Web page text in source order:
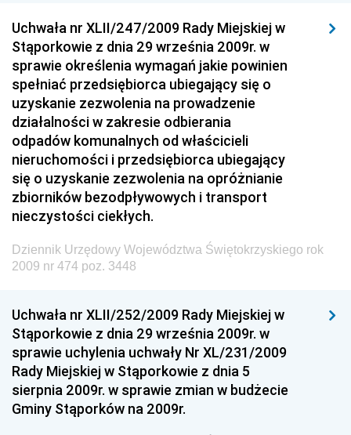
Dziennik Urzędowy Ministra Rozwoju i Finansów
Dziennik Urzędowy Wyższego Urzędu Górniczego
Dziennik Urzędowy Prezesa Urzędu Transportu
Kolejowego
Dziennik Urzędowy Ministra Przedsiębiorczości i
Technologii
Dziennik Urzędowy Ministra Inwestycji i Rozwoju
Dziennik Urzędowy Naczelnego Dyrektora Archiwów
Państwowych
Dziennik Urzędowy Ministra Finansów, Inwestycji i
Rozwoju
Dziennik Urzędowy Ministra Sportu
Dziennik Urzędowy Ministra Funduszy i Polityki
Regionalnej
Dziennik Urzędowy Ministra Aktywów Państwowych
Dziennik Urzędowy Ministra Zdrowia
Uchwała nr XLII/247/2009 Rady Miejskiej w
Stąporkowie z dnia 29 września 2009r. w
sprawie określenia wymagań jakie powinien
spełniać przedsiębiorca ubiegający się o
uzyskanie zezwolenia na prowadzenie
działalności w zakresie odbierania
odpadów komunalnych od właścicieli
nieruchomości i przedsiębiorca ubiegający
się o uzyskanie zezwolenia na opróżnianie
zbiorników bezodpływowych i transport
nieczystości ciekłych.
Dziennik Urzędowy Województwa Świętokrzyskiego rok
2009 nr 474 poz. 3448
Uchwała nr XLII/252/2009 Rady Miejskiej w
Stąporkowie z dnia 29 września 2009r. w
sprawie uchylenia uchwały Nr XL/231/2009
Rady Miejskiej w Stąporkowie z dnia 5
sierpnia 2009r. w sprawie zmian w budżecie
Gminy Stąporków na 2009r.